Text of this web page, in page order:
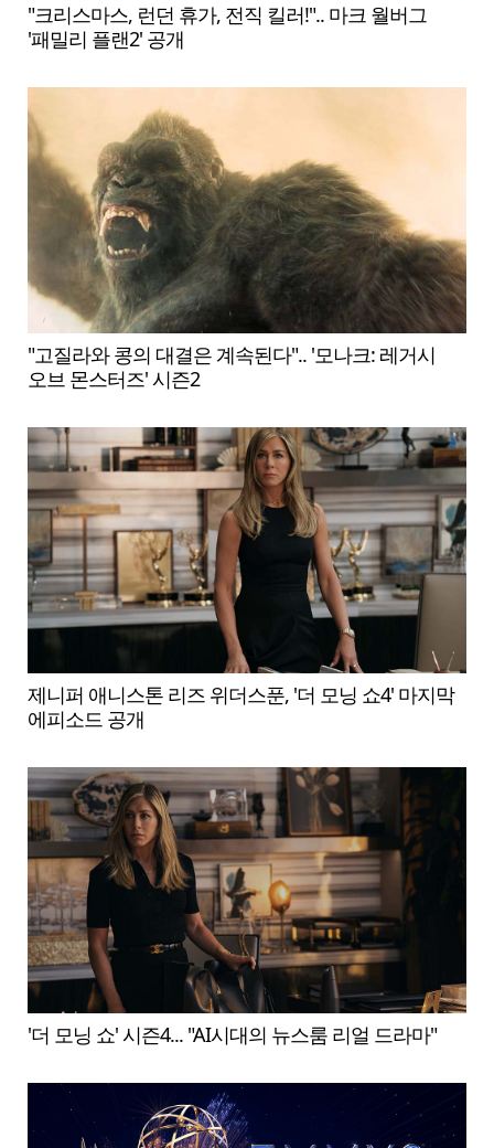
"크리스마스, 런던 휴가, 전직 킬러!".. 마크 월버그
'패밀리 플랜2' 공개
"고질라와 콩의 대결은 계속된다".. '모나크: 레거시
오브 몬스터즈' 시즌2
제니퍼 애니스톤 리즈 위더스푼, '더 모닝 쇼4' 마지막
에피소드 공개
'더 모닝 쇼' 시즌4... "AI시대의 뉴스룸 리얼 드라마"